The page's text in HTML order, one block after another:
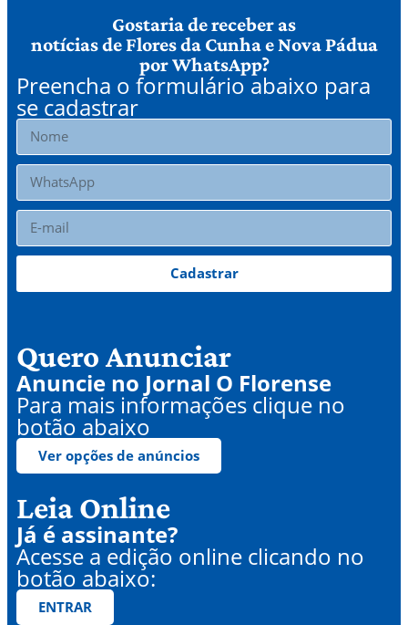
Gostaria de receber as
notícias de Flores da Cunha e Nova Pádua
por WhatsApp?
Preencha o formulário abaixo para
se cadastrar
Cadastrar
Quero Anunciar
Anuncie no Jornal O Florense
Para mais informações clique no
botão abaixo
Ver opções de anúncios
Leia Online
Já é assinante?
Acesse a edição online clicando no
botão abaixo:
ENTRAR